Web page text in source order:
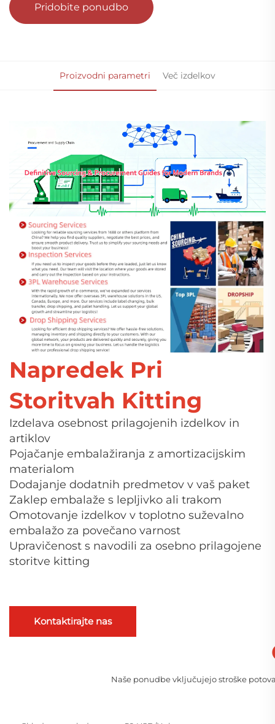
Pridobite ponudbo
Proizvodni parametri Več izdelkov
Napredek Pri
Storitvah Kitting
Izdelava osebnost prilagojenih izdelkov in
artiklov
Pojačanje embalažiranja z amortizacijskim
materialom
Dodajanje dodatnih predmetov v vaš paket
Zaklep embalaže s lepljivko ali trakom
Omotovanje izdelkov v toplotno suževalno
embalažo za povečano varnost
Upravičenost s navodili za osebno prilagojene
storitve kitting
Kontaktirajte nas
Naše ponudbe vključujejo stroške